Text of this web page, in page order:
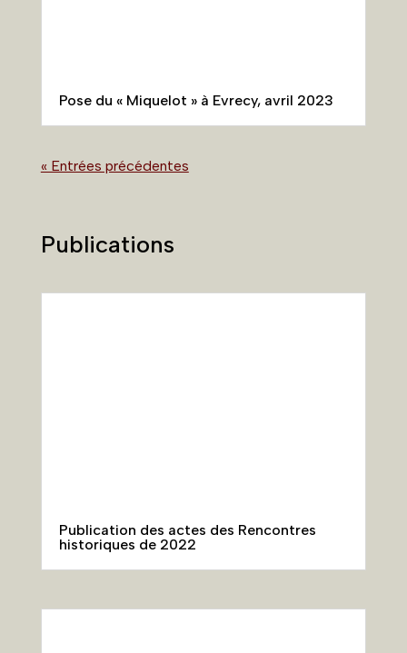
Publication des actes des Rencontres
Plaquette de découverte des Chemins du